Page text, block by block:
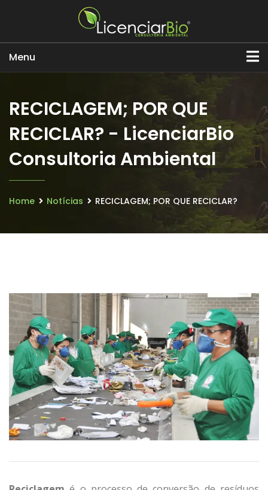
Menu
RECICLAGEM; POR QUE
RECICLAR? - LicenciarBio
Consultoria Ambiental
Home Notícias RECICLAGEM; POR QUE RECICLAR?